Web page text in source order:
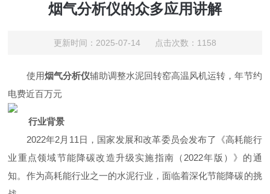
烟气分析仪的众多应用讲解
更新时间：2025-07-14 点击次数：1158
使用烟气分析仪辅助调整水泥回转窑高温风机运转，年节约
电费近百万元
行业背景
2022年2月11日，国家发展和改革委员会发布了《高耗能行
业重点领域节能降碳改造升级实施指南（2022年版）》的通
知。作为高耗能行业之一的水泥行业，面临着深化节能降碳的挑